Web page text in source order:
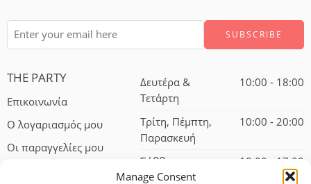
Manage Consent
THE PARTY
Επικοινωνία
Ο λογαριασμός μου
Οι παραγγελίες μου
Δευτέρα &
Τετάρτη
10:00 - 18:00
Τρίτη, Πέμπτη,
Παρασκευή
10:00 - 20:00
Σάββατο 10:00 - 17:00